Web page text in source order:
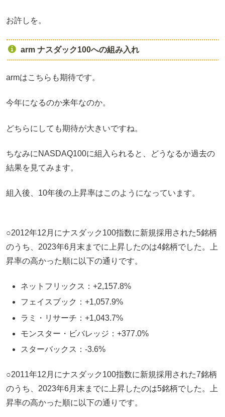
お許しを。
arm ナスダック100への組み入れ
armはこちらも期待です。
今年になるのか来年なのか。
どちらにしても期待が大きいですね。
ちなみにNASDAQ100に組入られると、どうなるか過去の
結果を見てみます。
組入後、10年後の上昇率はこのようになっています。
○2012年12月にナスダック100指数に新規採用された5銘柄
のうち、2023年6月末までに上昇したのは4銘柄でした。上
昇率の高かった順に以下の通りです。
ネットフリックス：+2,157.8%
フェイスブック：+1,057.9%
ラミ・リサーチ：+1,043.7%
モンスター・ビバレッジ：+377.0%
スターバックス：-3.6%
○2011年12月にナスダック100指数に新規採用された7銘柄
のうち、2023年6月末までに上昇したのは5銘柄でした。上
昇率の高かった順に以下の通りです。